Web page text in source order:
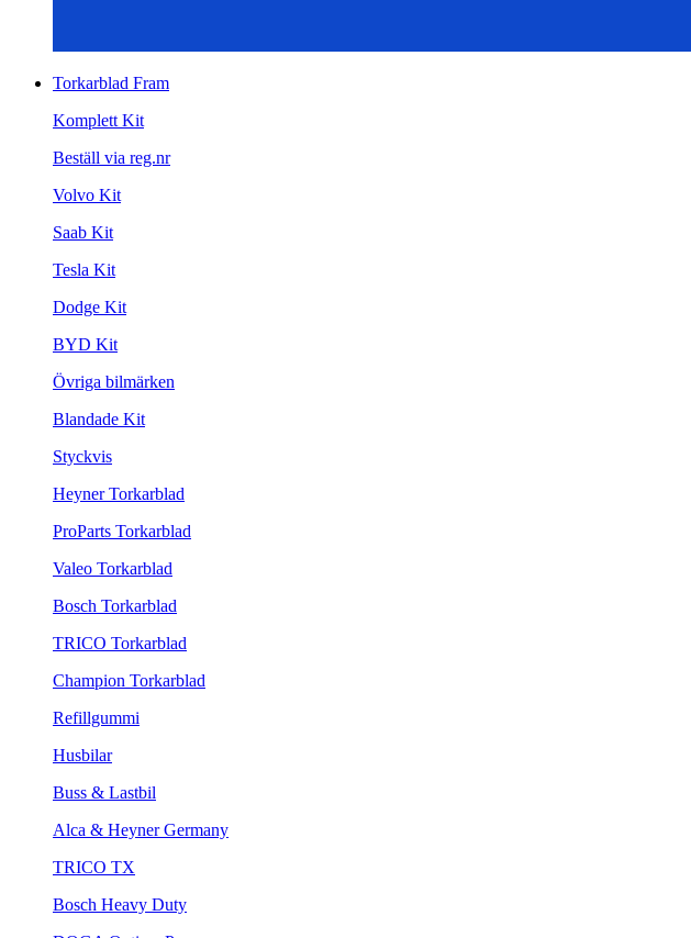
Torkarblad Fram
Komplett Kit
Beställ via reg.nr
Volvo Kit
Saab Kit
Tesla Kit
Dodge Kit
BYD Kit
Övriga bilmärken
Blandade Kit
Styckvis
Heyner Torkarblad
ProParts Torkarblad
Valeo Torkarblad
Bosch Torkarblad
TRICO Torkarblad
Champion Torkarblad
Refillgummi
Husbilar
Buss & Lastbil
Alca & Heyner Germany
TRICO TX
Bosch Heavy Duty